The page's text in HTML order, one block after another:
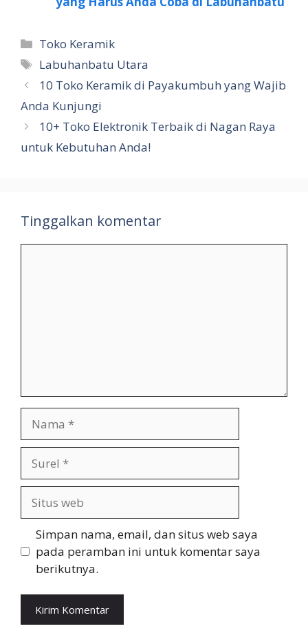
Kategori
Toko Keramik
Tag
Labuhanbatu Utara
10 Toko Keramik di Payakumbuh yang Wajib
Anda Kunjungi
10+ Toko Elektronik Terbaik di Nagan Raya
untuk Kebutuhan Anda!
Tinggalkan komentar
web
Simpan nama, email, dan situs web saya
pada peramban ini untuk komentar saya
berikutnya.